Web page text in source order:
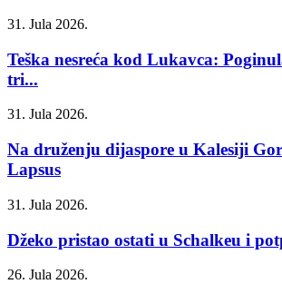
31. Jula 2026.
Teška nesreća kod Lukavca:
tri...
31. Jula 2026.
Na druženju dijaspore u Kalesiji
Lapsus
31. Jula 2026.
Džeko pristao ostati u Schalkeu i
26. Jula 2026.